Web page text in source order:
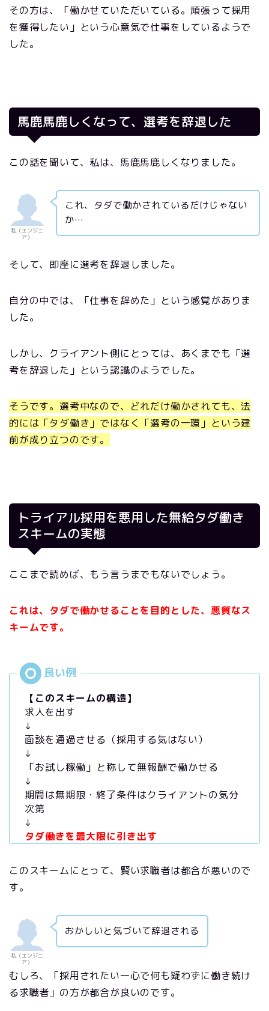
その方は、「働かせていただいている。頑張って採用
を獲得したい」という心意気で仕事をしているようで
した。
馬鹿馬鹿しくなって、選考を辞退した
この話を聞いて、私は、馬鹿馬鹿しくなりました。
私（エンジニ
ア）
これ、タダで働かされているだけじゃない
か…
そして、即座に選考を辞退しました。
自分の中では、「仕事を辞めた」という感覚がありま
した。
しかし、クライアント側にとっては、あくまでも「選
考を辞退した」という認識のようでした。
そうです。選考中なので、どれだけ働かされても、法
的には「タダ働き」ではなく「選考の一環」という建
前が成り立つのです。
トライアル採用を悪用した無給タダ働き
スキームの実態
ここまで読めば、もう言うまでもないでしょう。
これは、タダで働かせることを目的とした、悪質なス
キームです。
【このスキームの構造】
求人を出す
↓
面談を通過させる（採用する気はない）
↓
「お試し稼働」と称して無報酬で働かせる
↓
期間は無期限・終了条件はクライアントの気分
次第
↓
タダ働きを最大限に引き出す
このスキームにとって、賢い求職者は都合が悪いので
す。
私（エンジニ
ア）
おかしいと気づいて辞退される
むしろ、「採用されたい一心で何も疑わずに働き続け
る求職者」の方が都合が良いのです。